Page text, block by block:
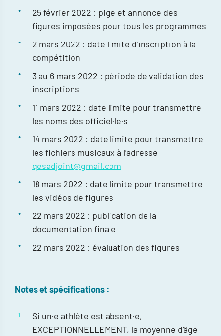
25 février 2022 : pige et annonce des
figures imposées pour tous les programmes
2 mars 2022 : date limite d’inscription à la
compétition
3 au 6 mars 2022 : période de validation des
inscriptions
11 mars 2022 : date limite pour transmettre
les noms des officiel·le·s
14 mars 2022 : date limite pour transmettre
les fichiers musicaux à l’adresse
qesadjoint@gmail.com
18 mars 2022 : date limite pour transmettre
les vidéos de figures
22 mars 2022 : publication de la
documentation finale
22 mars 2022 : évaluation des figures
Notes et spécifications :
Si un·e athlète est absent·e,
EXCEPTIONNELLEMENT, la moyenne d’âge